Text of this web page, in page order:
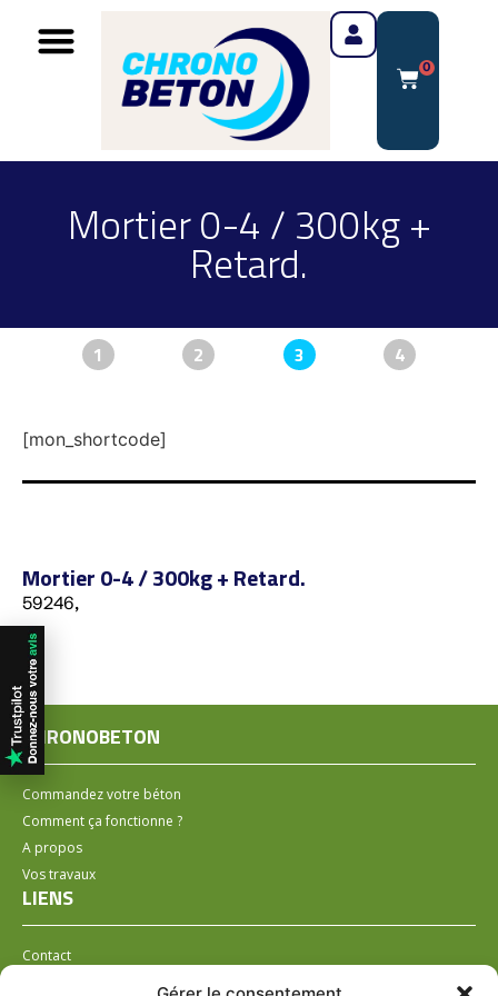
0
Mortier 0-4 / 300kg +
Retard.
1 2 3 4
[mon_shortcode]
Mortier 0-4 / 300kg + Retard.
59246,
CHRONOBETON
Commandez votre béton
Comment ça fonctionne ?
A propos
Vos travaux
LIENS
Contact